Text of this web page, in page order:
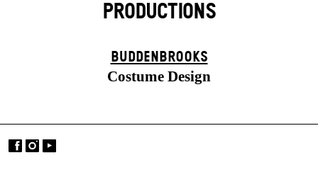
PRODUCTIONS
BUDDENBROOKS
Costume Design